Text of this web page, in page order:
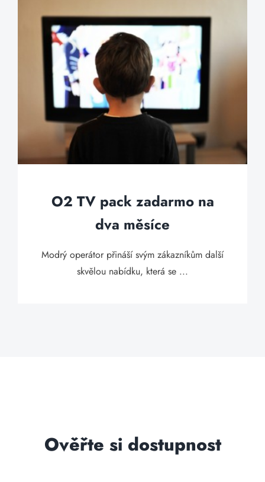
O2 TV pack zadarmo na
dva měsíce
Modrý operátor přináší svým zákazníkům další
skvělou nabídku, která se ...
Ověřte si dostupnost